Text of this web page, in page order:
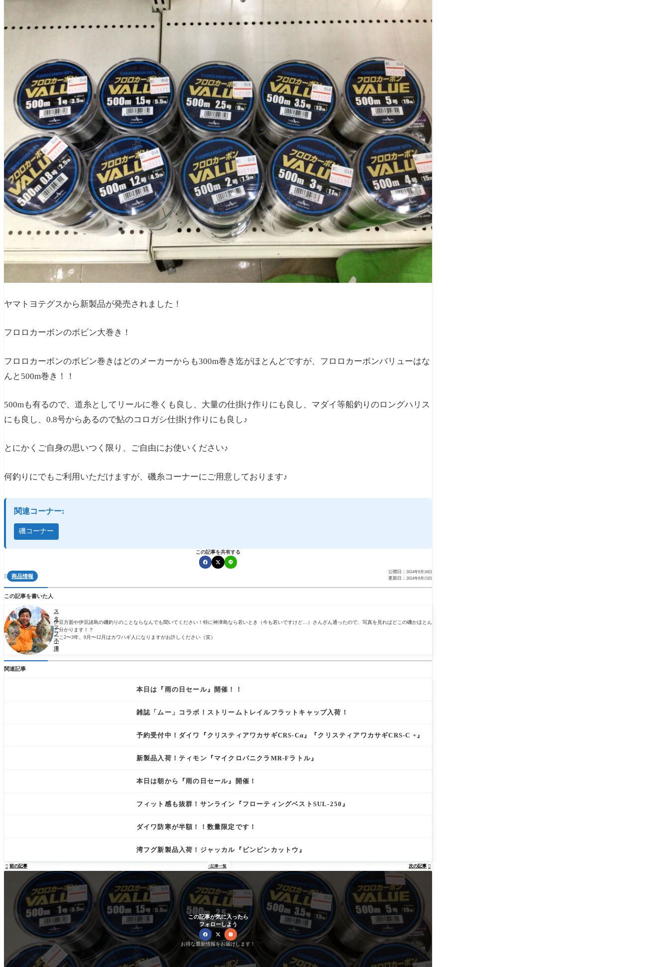
ヤマトヨテグスから新製品が発売されました！
フロロカーボンのボビン大巻き！
フロロカーボンのボビン巻きはどのメーカーからも300m巻き迄がほとんどですが、フロロカーボンバリューはな
んと500m巻き！！
500mも有るので、道糸としてリールに巻くも良し、大量の仕掛け作りにも良し、マダイ等船釣りのロングハリス
にも良し、0.8号からあるので鮎のコロガシ仕掛け作りにも良し♪
とにかくご自身の思いつく限り、ご自由にお使いください♪
何釣りにでもご利用いただけますが、磯糸コーナーにご用意しております♪
関連コーナー:
磯コーナー
この記事を共有する
 商品情報
公開日： 2024年9月16日
更新日： 2024年9月15日
この記事を書いた人
ス
タ
ッ
フ
小
澤
伊豆方面や伊豆諸島の磯釣りのことならなんでも聞いてください！特に神津島なら若いとき（今も若いですけど…）さんざん通ったので、写真を見ればどこの磯かほとん
ど分かります！？
ここ2〜3年、9月〜12月はカワハギ人になりますがお許しください（笑）
関連記事
本日は『雨の日セール』開催！！
雑誌「ムー」コラボ！ストリームトレイルフラットキャップ入荷！
予約受付中！ダイワ『クリスティアワカサギCRS-Cα』『クリスティアワカサギCRS-C +』
新製品入荷！ティモン『マイクロパニクラMR-Fラトル』
本日は朝から『雨の日セール』開催！
フィット感も抜群！サンライン『フローティングベストSUL-250』
ダイワ防寒が半額！！数量限定です！
湾フグ新製品入荷！ジャッカル『ビンビンカットウ』
 前の記事 記事一覧 次の記事 
この記事が気に入ったら
フォローしよう
お得な最新情報をお届けします！